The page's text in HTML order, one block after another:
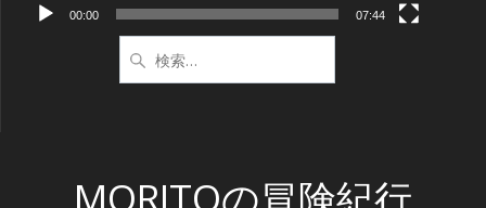
00:00 07:44
索:
MORITOの冒険紀行